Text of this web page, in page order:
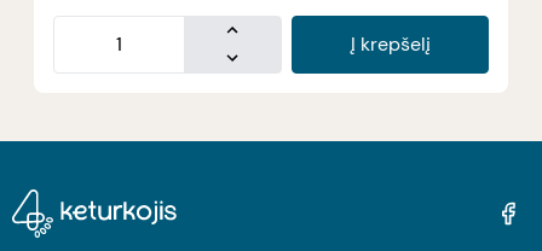
Į krepšelį